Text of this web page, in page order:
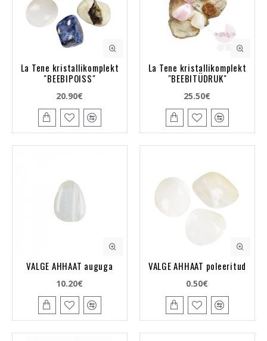
La Tene kristallikomplekt
"BEEBIPOISS"
20.90€
La Tene kristallikomplekt
"BEEBITÜDRUK"
25.50€
VALGE AHHAAT auguga
10.20€
VALGE AHHAAT poleeritud
0.50€